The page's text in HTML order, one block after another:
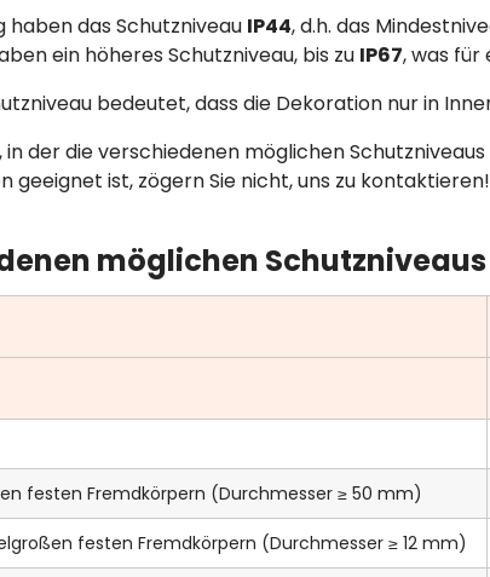
haben das Schutzniveau IP44, d.h. das
ein höheres Schutzniveau, bis zu IP67, was für
bedeutet, dass die Dekoration nur in
der die verschiedenen möglichen
geeignet ist, zögern Sie nicht, uns zu
möglichen Schutzniveaus
festen Fremdkörpern (Durchmesser ≥ 50 mm)
festen Fremdkörpern (Durchmesser ≥ 12 mm)